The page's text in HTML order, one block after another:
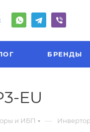
БРЕНДЫ
EU
и ИБП —